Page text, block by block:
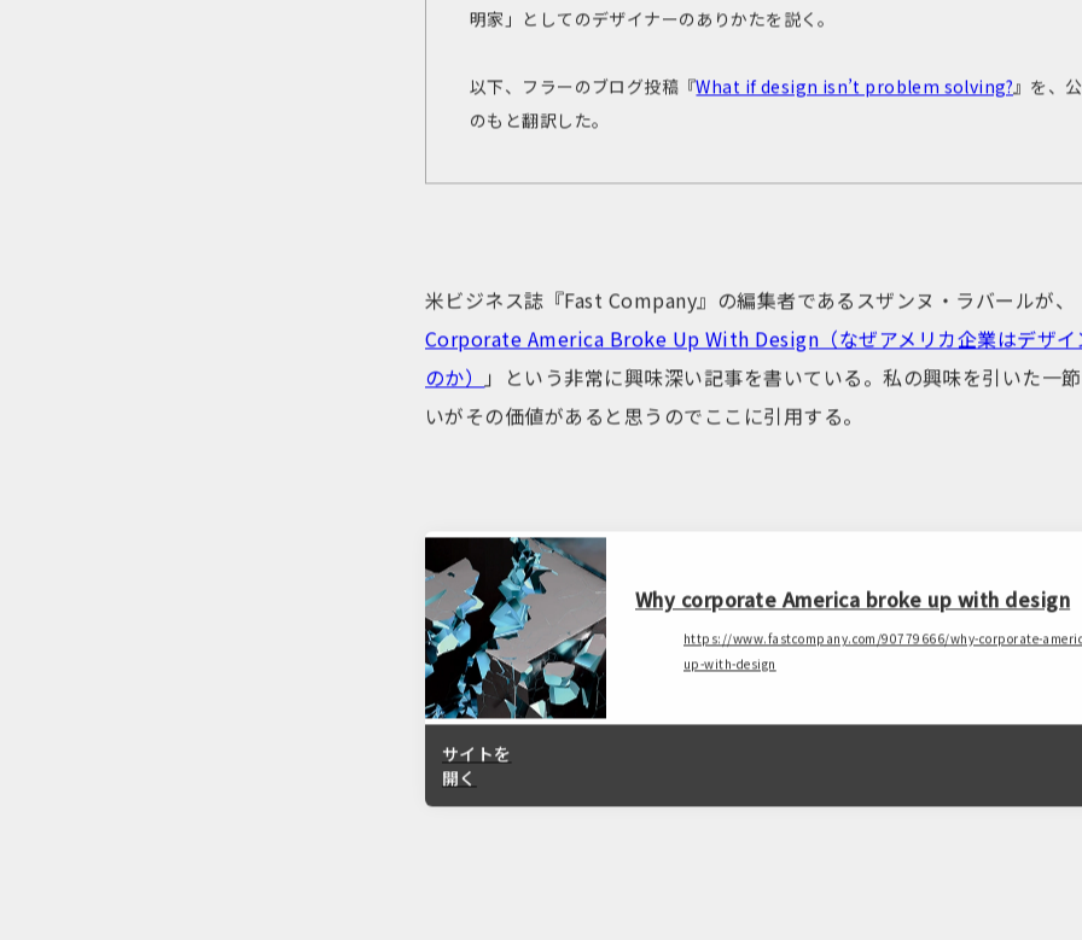
明家」としてのデザイナーのありかたを説く。
以下、フラーのブログ投稿『What if design isn’t problem solving?』を、
のもと翻訳した。
米ビジネス誌『Fast Company』の編集者であるスザンヌ・ラバールが、
Corporate America Broke Up With Design（なぜアメリカ企業はデザイ
のか）」という非常に興味深い記事を書いている。私の興味を引いた一
いがその価値があると思うのでここに引用する。
Why corporate America broke up with design
https://www.fastcompany.com/90779666/why-corporate-
up-with-design
サイトを
開く